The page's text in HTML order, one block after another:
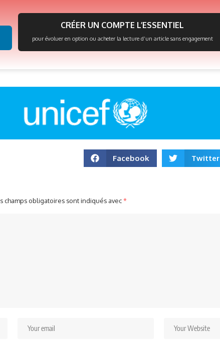
CRÉER UN COMPTE L’ESSENTIEL
pour évoluer en option ou acheter la lecture d’un article sans engagement
Facebook Twitter
champs obligatoires sont indiqués avec*